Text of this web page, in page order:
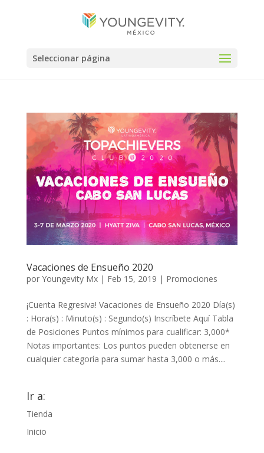
Seleccionar página
Vacaciones de Ensueño 2020
por Youngevity Mx| Feb 15, 2019 | Promociones
¡Cuenta Regresiva! Vacaciones de Ensueño 2020 Día(s)
: Hora(s) : Minuto(s) : Segundo(s) Inscríbete Aquí Tabla
de Posiciones Puntos mínimos para cualificar: 3,000*
Notas importantes: Los puntos pueden obtenerse en
cualquier categoría para sumar hasta 3,000 o más....
Ir a:
Tienda
Inicio